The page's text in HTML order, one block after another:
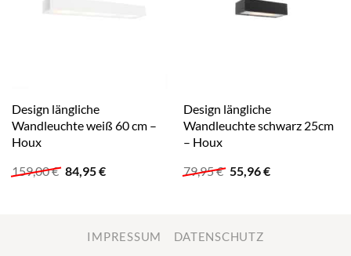
Design längliche
Wandleuchte weiß 60 cm –
Houx
159,00€ Ursprünglicher
84,95€Aktueller
Design längliche
Wandleuchte schwarz 25cm
– Houx
79,95€ Ursprünglicher
55,96€Aktueller
IMPRESSUM DATENSCHUTZ